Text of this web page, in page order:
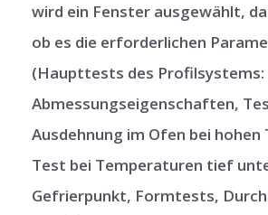
wird ein Fenster ausgewählt,
ob es die erforderlichen
(Haupttests des
Abmessungseigenschaften,
Ausdehnung im Ofen bei
Test bei Temperaturen tief
Gefrierpunkt, Formtests,